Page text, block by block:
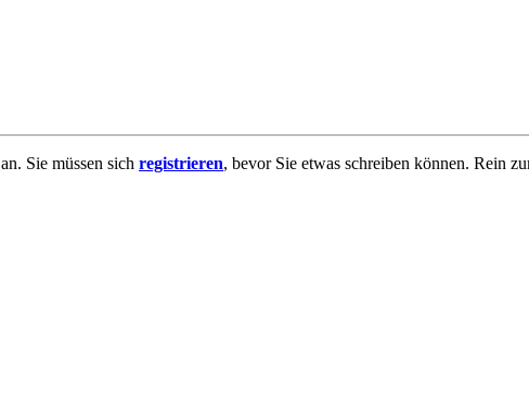
an. Sie müssen sich registrieren, bevor Sie etwas schreiben können. Rein